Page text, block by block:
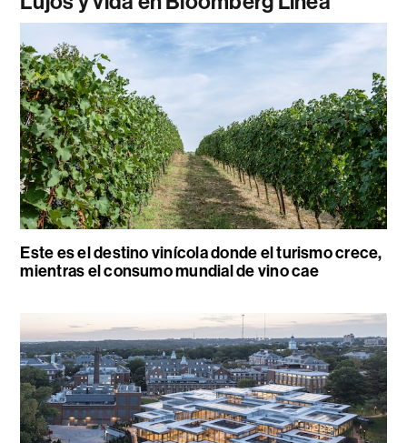
Este es el destino vinícola donde el turismo crece,
mientras el consumo mundial de vino cae